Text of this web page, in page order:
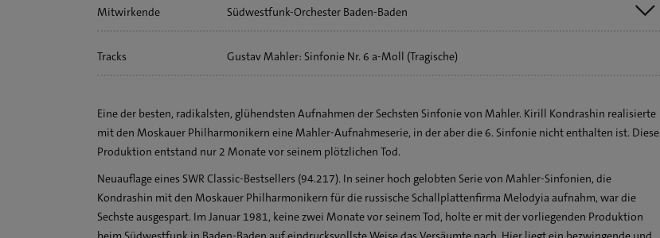
Mitwirkende
Südwestfunk-Orchester Baden-Baden
Tracks
Gustav Mahler: Sinfonie Nr. 6 a-Moll (Tragische)
Eine der besten, radikalsten, glühendsten Aufnahmen der Sechsten Sinfonie von Mahler. Kirill Kondrashin realisierte
mit den Moskauer Philharmonikern eine Mahler-Aufnahmeserie, in der aber die 6. Sinfonie nicht enthalten ist. Diese
Produktion entstand nur 2 Monate vor seinem plötzlichen Tod.
Neuauflage eines SWR Classic-Bestsellers (94.217). In seiner hoch gelobten Serie von Mahler-Sinfonien, die
Kondrashin mit den Moskauer Philharmonikern für die russische Schallplattenfirma Melodyia aufnahm, war die
Sechste ausgespart. Im Januar 1981, keine zwei Monate vor seinem Tod, holte er mit der vorliegenden Produktion